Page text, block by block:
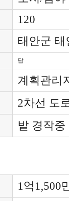
120
태안군
답
계획관리
2차선 도
밭 경작중
1억1,500